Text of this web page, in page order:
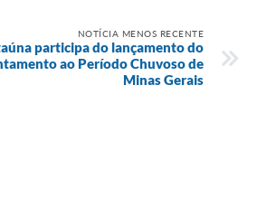
NOTÍCIA MENOS RECENTE
participa do lançamento do
ao Período Chuvoso de
Minas Gerais